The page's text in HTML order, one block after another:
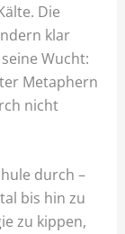
Die
klar
Wucht:
Metaphern
nicht
durch –
bis hin zu
zu kippen,